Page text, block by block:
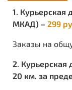
ОСОБЕННОСТИ:
1. Курьерская
МКАД) – 299
Заказы на
2. Курьерская
20 км. за